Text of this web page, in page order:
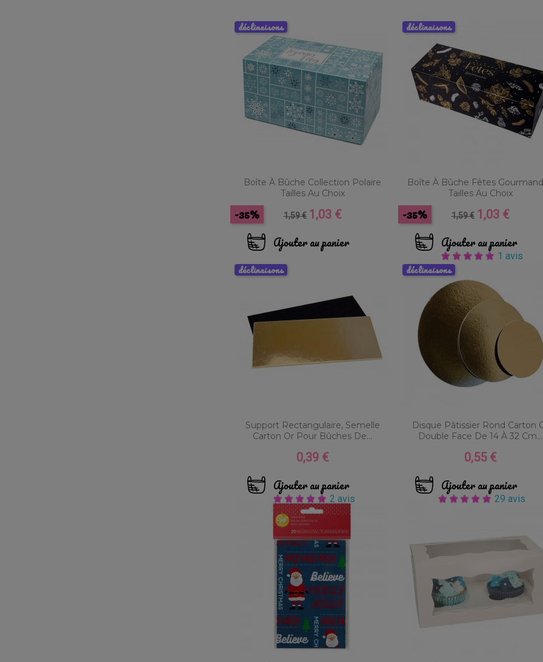
Boîte À Bûche Collection Polaire
Tailles Au Choix
Prix
base
1,59 €
-35% Prix
1,03 €
Ajouter au panier
déclinaisons
Boîte À Bûche Fêtes
Tailles Au Choix
Prix
base
1,59 €
-35% Prix
1,03 €
Ajouter au panier
1 avis
déclinaisons
Support Rectangulaire, Semelle
Carton Or Pour Bûches De...
Prix
0,39 €
Ajouter au panier
2 avis
déclinaisons
Disque Pâtissier Rond Carton
Double Face De 14 À 32 Cm...
Prix
0,55 €
Ajouter au panier
29 avis
déclinaisons